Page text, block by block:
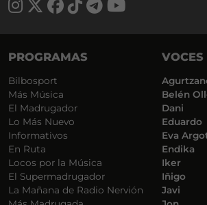
PROGRAMAS
Bilbosport
Más Música
El Madrugador
Lo Más Nuevo
Informativos
En Ruta
Locos por la Música
El Supermadrugador
La Mañana de Radio Nervión
VOCES
Belén
Dani
Eduardo
Eva
Endika
Iker
Iñigo
Javi